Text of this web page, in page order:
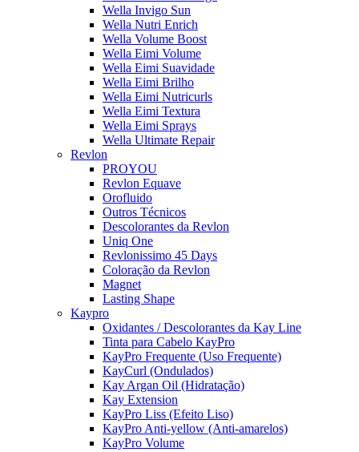
Wella Invigo Sun
Wella Nutri Enrich
Wella Volume Boost
Wella Eimi Volume
Wella Eimi Suavidade
Wella Eimi Brilho
Wella Eimi Nutricurls
Wella Eimi Textura
Wella Eimi Sprays
Wella Ultimate Repair
Revlon
PROYOU
Revlon Equave
Orofluido
Outros Técnicos
Descolorantes da Revlon
Uniq One
Revlonissimo 45 Days
Coloração da Revlon
Magnet
Lasting Shape
Kaypro
Oxidantes / Descolorantes da Kay Line
Tinta para Cabelo KayPro
KayPro Frequente (Uso Frequente)
KayCurl (Ondulados)
Kay Argan Oil (Hidratação)
Kay Extension
KayPro Liss (Efeito Liso)
KayPro Anti-yellow (Anti-amarelos)
KayPro Volume